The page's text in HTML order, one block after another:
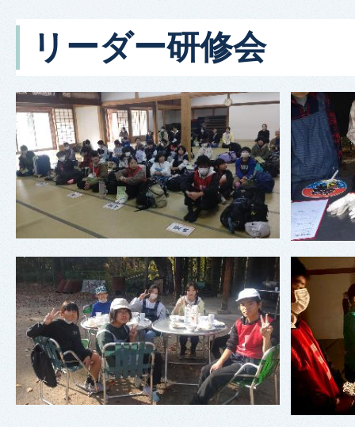
リーダー研修会